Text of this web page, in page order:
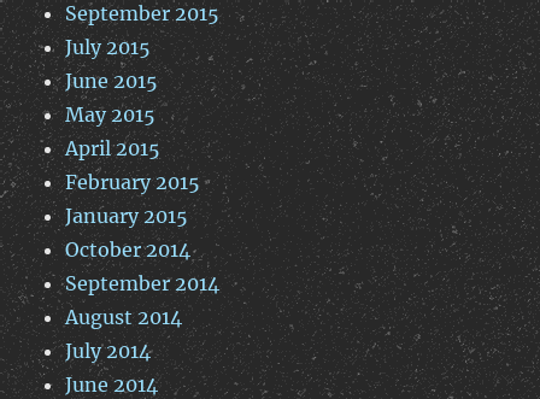
September 2015
July 2015
June 2015
May 2015
April 2015
February 2015
January 2015
October 2014
September 2014
August 2014
July 2014
June 2014